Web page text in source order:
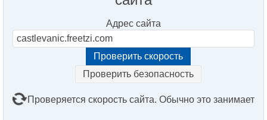
Адрес сайта
Проверить безопасность
Проверяется скорость сайта. Обычно это занимает